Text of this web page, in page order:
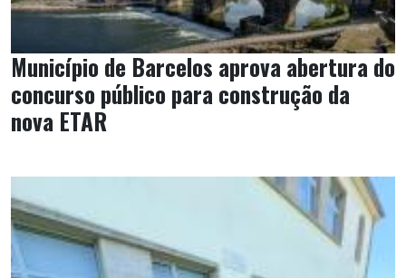
Município de Barcelos aprova abertura do
concurso público para construção da
nova ETAR